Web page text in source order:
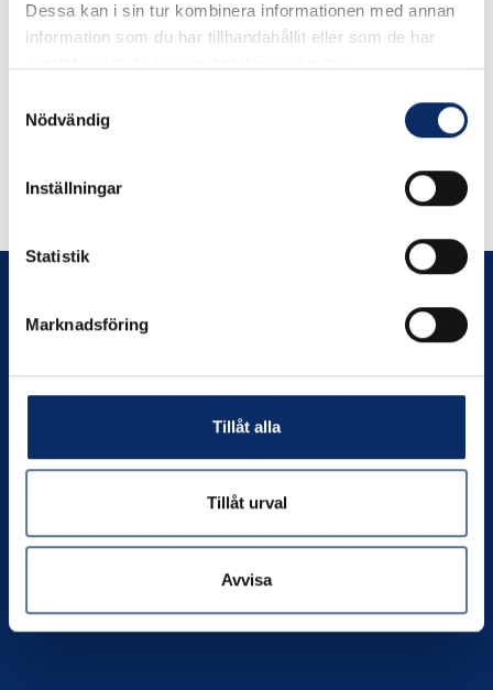
Dessa kan i sin tur kombinera informationen med annan
information som du har tillhandahållit eller som de har
Nödvändig
Inställningar
Statistik
Marknadsföring
Tillåt alla
Tillåt urval
Avvisa
Prenumerera
Org. nr:556049-4550
info@nilssonsjarnhandel.se